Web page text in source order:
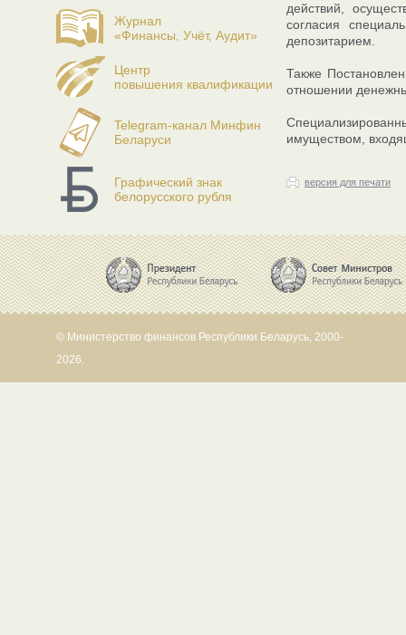
Журнал
«Финансы, Учёт, Аудит»
Центр
повышения квалификации
Telegram-канал Минфин
Беларуси
Графический знак
белорусского рубля
действий,
согласия
депозитарием.
Также
отношении
имуществом,
версия для печати
© Министерство финансов Республики Беларусь, 2000-
2026.